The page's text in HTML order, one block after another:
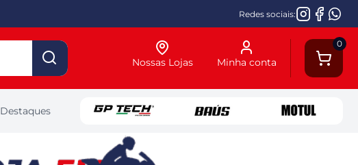
Redes sociais:
0
Minha conta
Nossas Lojas
Destaques